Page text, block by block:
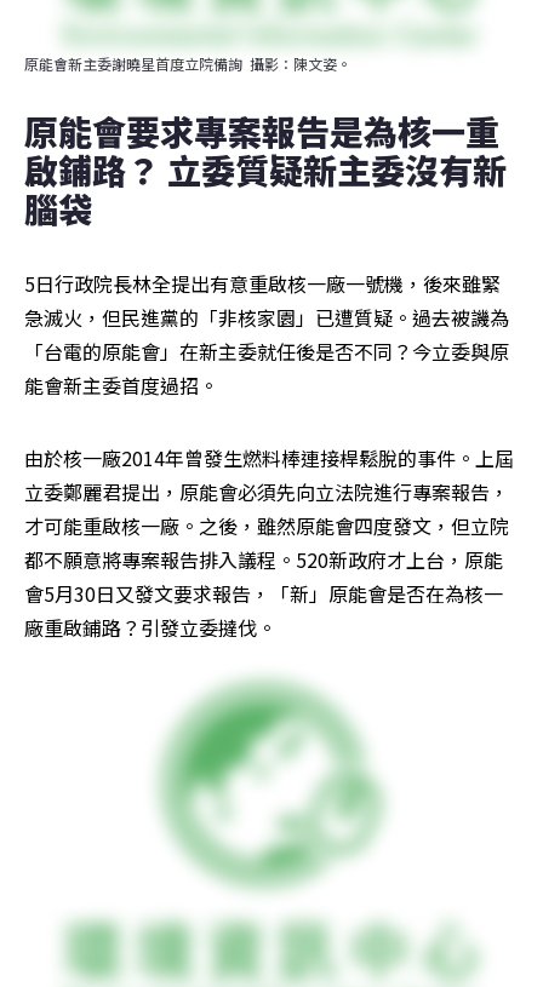
原能會新主委謝曉星首度立院備詢  攝影：陳文姿。
原能會要求專案報告是為核一重
啟鋪路？ 立委質疑新主委沒有新
腦袋
5日行政院長林全提出有意重啟核一廠一號機，後來雖緊
急滅火，但民進黨的「非核家園」已遭質疑。過去被譏為
「台電的原能會」在新主委就任後是否不同？今立委與原
能會新主委首度過招。
由於核一廠2014年曾發生燃料棒連接桿鬆脫的事件。上屆
立委鄭麗君提出，原能會必須先向立法院進行專案報告，
才可能重啟核一廠。之後，雖然原能會四度發文，但立院
都不願意將專案報告排入議程。520新政府才上台，原能
會5月30日又發文要求報告，「新」原能會是否在為核一
廠重啟鋪路？引發立委撻伐。